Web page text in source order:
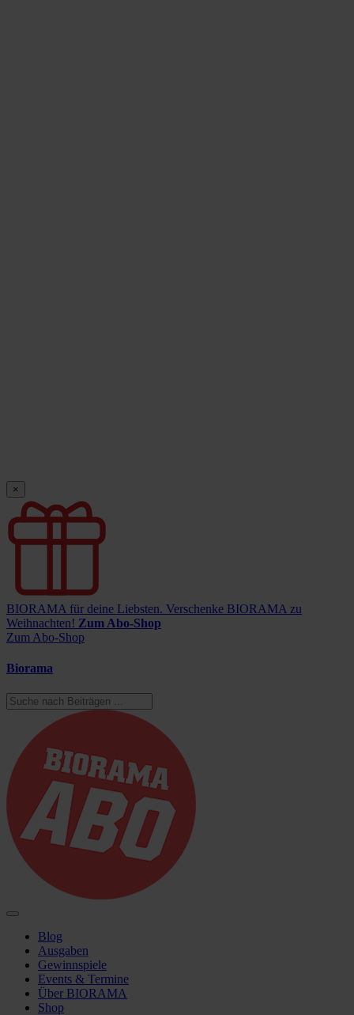
×
BIORAMA für deine Liebsten. Verschenke BIORAMA zu
Weihnachten! Zum Abo-Shop
Zum Abo-Shop
Biorama
Blog
Ausgaben
Gewinnspiele
Events & Termine
Über BIORAMA
Shop